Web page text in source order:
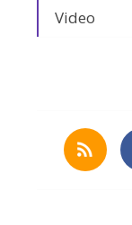
Video